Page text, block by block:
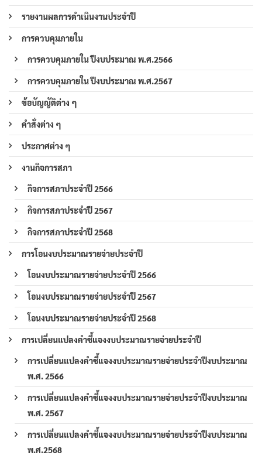
รายงานผลการดำเนินงานประจำปี
การควบคุมภายใน
การควบคุมภายใน ปีงบประมาณ พ.ศ.2566
การควบคุมภายใน ปีงบประมาณ พ.ศ.2567
ข้อบัญญัติต่าง ๆ
คำสั่งต่าง ๆ
ประกาศต่าง ๆ
งานกิจการสภา
กิจการสภาประจำปี 2566
กิจการสภาประจำปี 2567
กิจการสภาประจำปี 2568
การโอนงบประมาณรายจ่ายประจำปี
โอนงบประมาณรายจ่ายประจำปี 2566
โอนงบประมาณรายจ่ายประจำปี 2567
โอนงบประมาณรายจ่ายประจำปี 2568
การเปลี่ยนแปลงคำชี้แจงงบประมาณรายจ่ายประจำปี
การเปลี่ยนแปลงคำชี้แจงงบประมาณรายจ่ายประจำปีงบประมาณ
พ.ศ. 2566
การเปลี่ยนแปลงคำชี้แจงงบประมาณรายจ่ายประจำปีงบประมาณ
พ.ศ. 2567
การเปลี่ยนแปลงคำชี้แจงงบประมาณรายจ่ายประจำปีงบประมาณ
พ.ศ.2568